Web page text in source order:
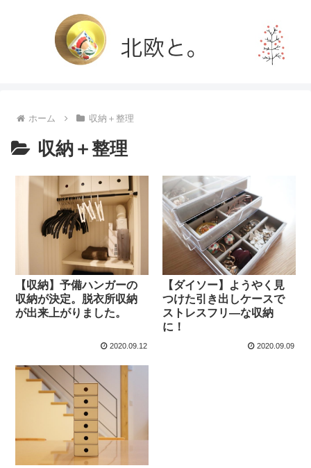
ホーム 収納＋整理
収納＋整理
【収納】予備ハンガーの
収納が決定。脱衣所収納
が出来上がりました。
2020.09.12
【ダイソー】ようやく見
つけた引き出しケースで
ストレスフリ―な収納
に！
2020.09.09